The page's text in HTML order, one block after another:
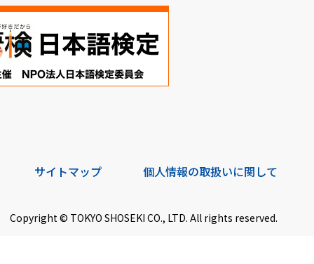
サイトマップ 個人情報の取扱いに関して
Copyright © TOKYO SHOSEKI CO., LTD. All rights reserved.